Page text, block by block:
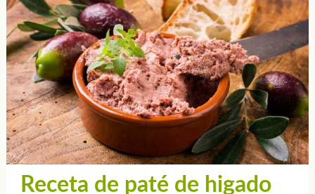
Receta de paté de higado